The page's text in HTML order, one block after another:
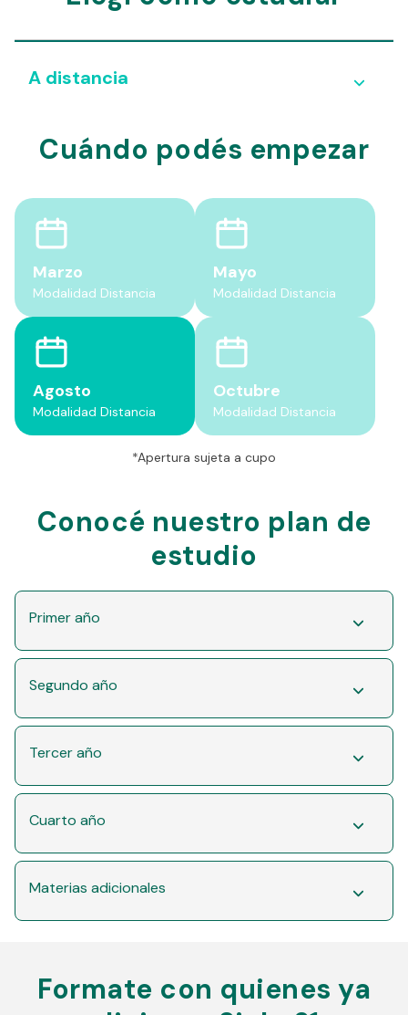
A distancia
Cuándo podés empezar
Marzo
Modalidad Distancia
Mayo
Modalidad Distancia
Agosto
Modalidad Distancia
Octubre
Modalidad Distancia
*Apertura sujeta a cupo
Conocé nuestro plan de
estudio
Primer año
Segundo año
Tercer año
Cuarto año
Materias adicionales
Formate con quienes ya